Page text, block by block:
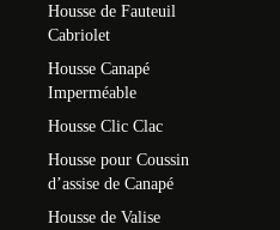
Housse de Fauteuil
Cabriolet
Housse Canapé
Imperméable
Housse Clic Clac
Housse pour Coussin
d’assise de Canapé
Housse de Valise